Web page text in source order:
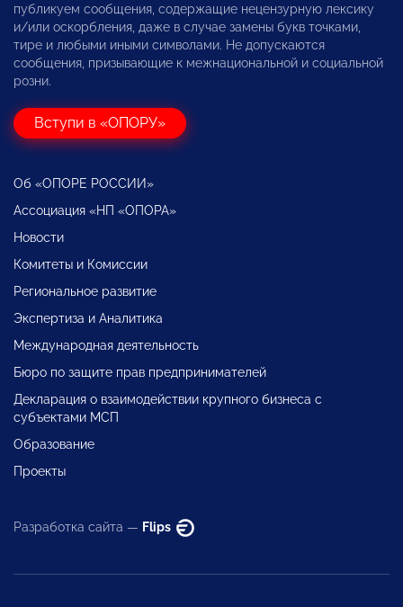
публикуем сообщения, содержащие нецензурную лексику
и/или оскорбления, даже в случае замены букв точками,
тире и любыми иными символами. Не допускаются
сообщения, призывающие к межнациональной и социальной
розни.
Вступи в «ОПОРУ»
Об «ОПОРЕ РОССИИ»
Ассоциация «НП «ОПОРА»
Новости
Комитеты и Комиссии
Региональное развитие
Экспертиза и Аналитика
Международная деятельность
Бюро по защите прав предпринимателей
Декларация о взаимодействии крупного бизнеса с
субъектами МСП
Образование
Проекты
Разработка сайта — Flips